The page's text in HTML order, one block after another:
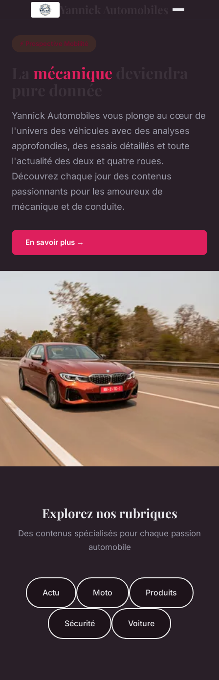
⚡ Prospective Mobilité
mécanique
Yannick Automobiles vous plonge au cœur de
l'univers des véhicules avec des analyses
approfondies, des essais détaillés et toute
l'actualité des deux et quatre roues.
Découvrez chaque jour des contenus
passionnants pour les amoureux de
mécanique et de conduite.
En savoir plus →
Explorez nos rubriques
Des contenus spécialisés pour chaque passion
automobile
Actu Moto Produits
Sécurité Voiture